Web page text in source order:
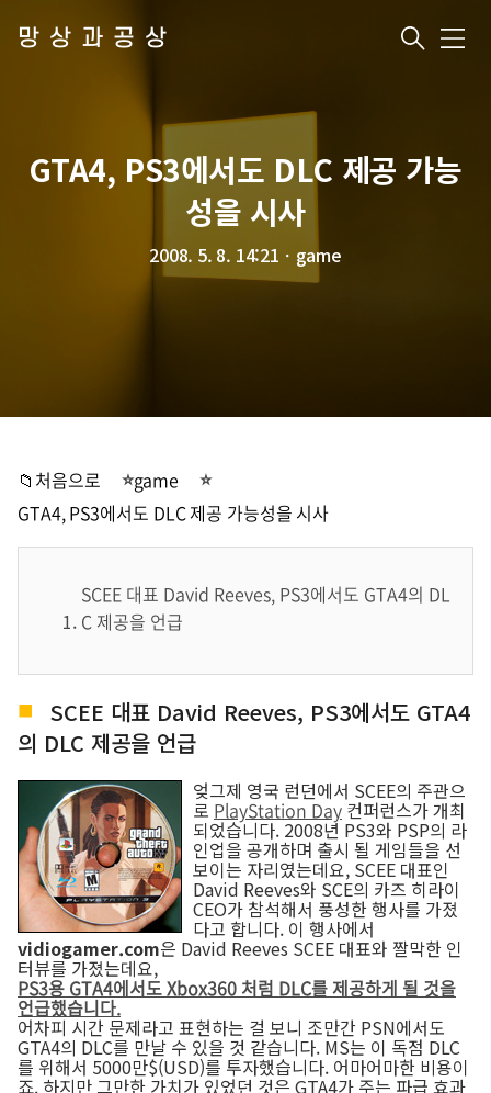
망상과공상 메
GTA4, PS3에서도 DLC 제공 가능
성을 시사
2008. 5. 8. 14:21 ㆍ game
📁처음으로
game
GTA4, PS3에서도 DLC 제공 가능성을 시사
SCEE 대표 David Reeves, PS3에서도 GTA4의 DL
C 제공을 언급
SCEE 대표 David Reeves, PS3에서도 GTA4
의 DLC 제공을 언급
엊그제 영국 런던에서 SCEE의 주관으
로 PlayStation Day 컨퍼런스가 개최
되었습니다. 2008년 PS3와 PSP의 라
인업을 공개하며 출시 될 게임들을 선
보이는 자리였는데요, SCEE 대표인
David Reeves와 SCE의 카즈 히라이
CEO가 참석해서 풍성한 행사를 가졌
다고 합니다. 이 행사에서
vidiogamer.com은 David Reeves SCEE 대표와 짤막한 인
터뷰를 가졌는데요,
PS3용 GTA4에서도 Xbox360 처럼 DLC를 제공하게 될 것을
언급했습니다.
어차피 시간 문제라고 표현하는 걸 보니 조만간 PSN에서도
GTA4의 DLC를 만날 수 있을 것 같습니다. MS는 이 독점 DLC
를 위해서 5000만$(USD)를 투자했습니다. 어마어마한 비용이
죠. 하지만 그만한 가치가 있었던 것은 GTA4가 주는 파급 효과